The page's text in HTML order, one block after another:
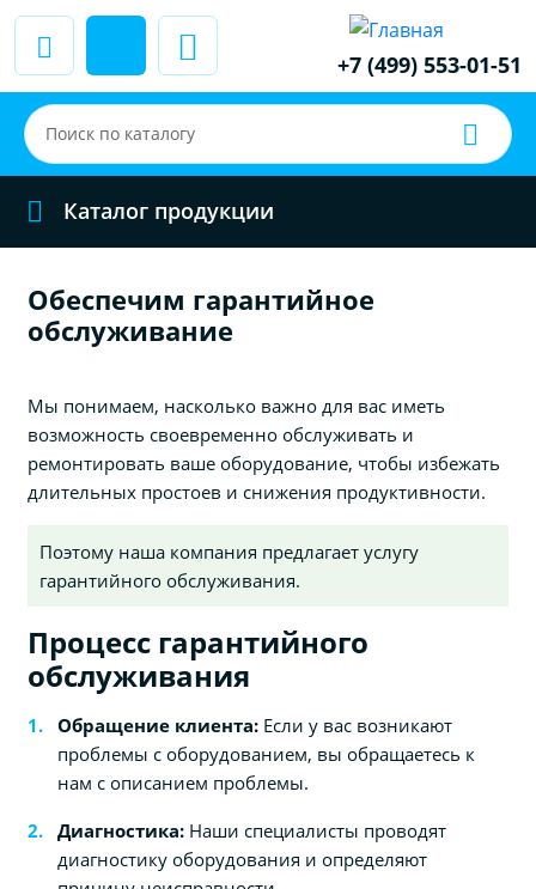
+7 (499) 553-01-51
Каталог продукции
Обеспечим гарантийное
обслуживание
Мы понимаем, насколько важно для вас иметь
возможность своевременно обслуживать и
ремонтировать ваше оборудование, чтобы избежать
длительных простоев и снижения продуктивности.
Поэтому наша компания предлагает услугу
гарантийного обслуживания.
Процесс гарантийного
обслуживания
Обращение клиента: Если у вас возникают
проблемы с оборудованием, вы обращаетесь к
нам с описанием проблемы.
Диагностика: Наши специалисты проводят
диагностику оборудования и определяют